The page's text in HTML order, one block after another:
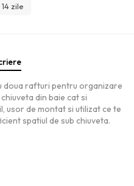
zile
doua rafturi pentru organizare
din baie cat si
usor de montat si utilizat ce te
spatiul de sub chiuveta.